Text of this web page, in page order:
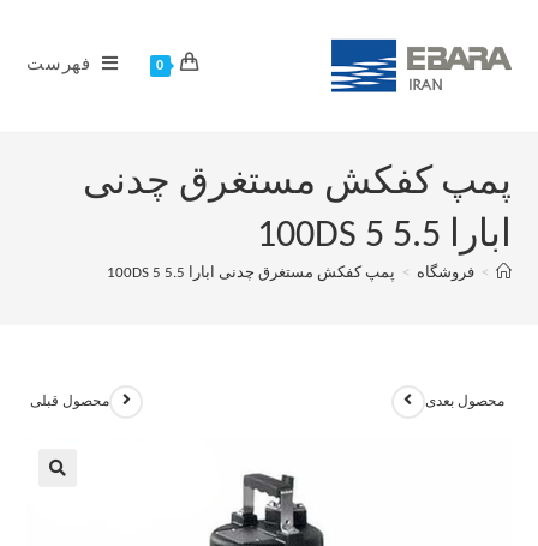
0 فهرست
پمپ کفکش مستغرق چدنی
ابارا 100DS 5 5.5
> فروشگاه > پمپ کفکش مستغرق چدنی ابارا 100DS 5 5.5
محصول قبلی محصول بعدی